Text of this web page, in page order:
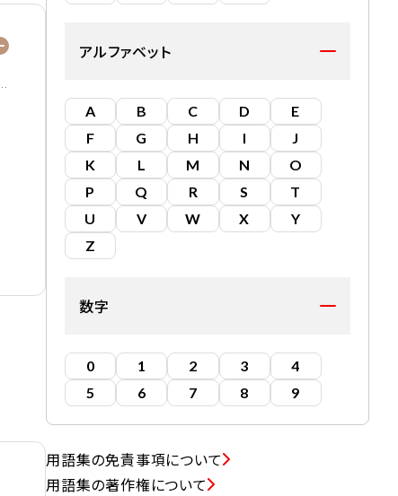
アルファベット
A B C D
E
F
G H I
J
K
L M N
O
P
Q R S
T
U
V W X
Y
Z
数字
0 1 2 3
4
5
6 7 8 9
用語集の免責事項について
用語集の著作権について